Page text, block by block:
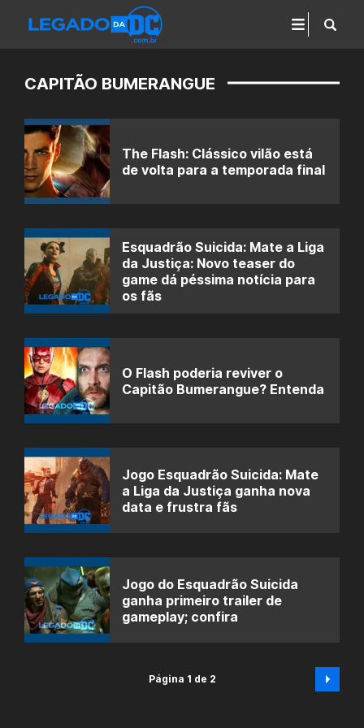
CAPITÃO BUMERANGUE
The Flash: Clássico vilão está
de volta para a temporada final
Esquadrão Suicida: Mate a Liga
da Justiça: Novo teaser do
game dá péssima notícia para
os fãs
O Flash poderia reviver o
Capitão Bumerangue? Entenda
Jogo Esquadrão Suicida: Mate
a Liga da Justiça ganha nova
data e frustra fãs
Jogo do Esquadrão Suicida
ganha primeiro trailer de
gameplay; confira
Página 1 de 2